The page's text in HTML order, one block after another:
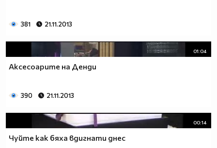
381 21.11.2013
01:04
Аксесоарите на Денди
390 21.11.2013
00:14
Чуйте как бяха вдигнати днес